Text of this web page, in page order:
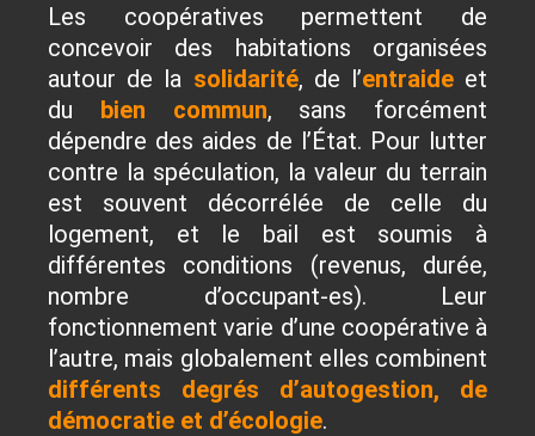
Les coopératives permettent de
concevoir des habitations organisées
autour de la solidarité, de l’entraideet
du bien commun, sans forcément
dépendre des aides de l’État. Pour lutter
contre la spéculation, la valeur du terrain
est souvent décorrélée de celle du
logement, et le bail est soumis à
différentes conditions (revenus, durée,
nombre d’occupant-es). Leur
fonctionnement varie d’une coopérative à
l’autre, mais globalement elles combinent
différents degrés d’autogestion, de
démocratie et d’écologie.